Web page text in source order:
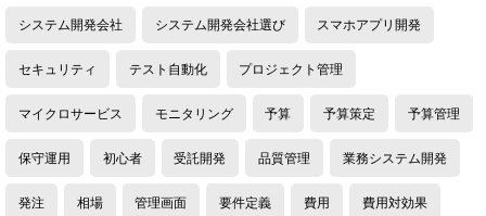
システム開発会社 システム開発会社選び スマホアプリ開発
セキュリティ テスト自動化 プロジェクト管理
マイクロサービス モニタリング 予算 予算策定 予算管理
保守運用 初心者 受託開発 品質管理 業務システム開発
発注 相場 管理画面 要件定義 費用 費用対効果